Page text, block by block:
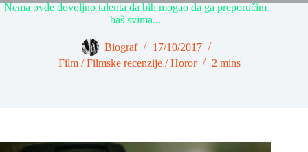
Nema ovde dovoljno talenta da bih mogao da ga preporučim
baš svima...
Biograf
17/10/2017
Film/Filmske recenzije/Horor 2 mins